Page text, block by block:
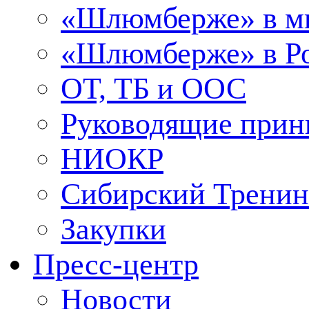
«Шлюмберже» в
«Шлюмберже» в
ОТ, ТБ и ООС
Руководящие
НИОКР
Сибирский
Закупки
Пресс-центр
Новости